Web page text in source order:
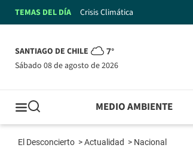
TEMAS DEL DÍA Crisis Climática
SANTIAGO DE CHILE 7°
sábado 08 de agosto de 2026
MEDIO AMBIENTE
El Desconcierto >Actualidad > Nacional